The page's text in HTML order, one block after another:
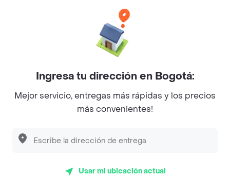
Sobre Rappi
Facebook
Twitter
Instagram
©2026Rappi Inc. All rights reserved.
Ingresa tu dirección en Bogotá:
Mejor servicio, entregas más rápidas y los precios
más convenientes!
Usar mi ubicación actual